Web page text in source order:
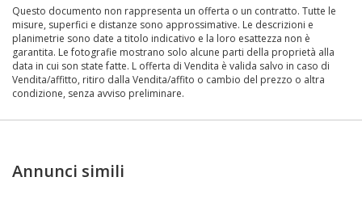
Questo documento non rappresenta un offerta o un contratto. Tutte le
misure, superfici e distanze sono approssimative. Le descrizioni e
planimetrie sono date a titolo indicativo e la loro esattezza non è
garantita. Le fotografie mostrano solo alcune parti della proprietà alla
data in cui son state fatte. L offerta di Vendita è valida salvo in caso di
Vendita/affitto, ritiro dalla Vendita/affito o cambio del prezzo o altra
condizione, senza avviso preliminare.
Annunci simili